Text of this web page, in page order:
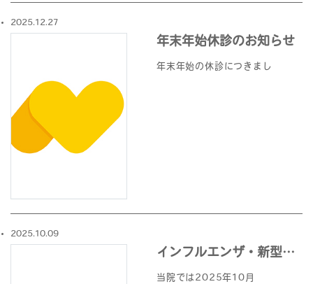
2025.12.27
年末年始休診のお知らせ
年末年始の休診につきまし
2025.10.09
インフルエンザ・新型コロナワクチン接種について
当院では2025年10月